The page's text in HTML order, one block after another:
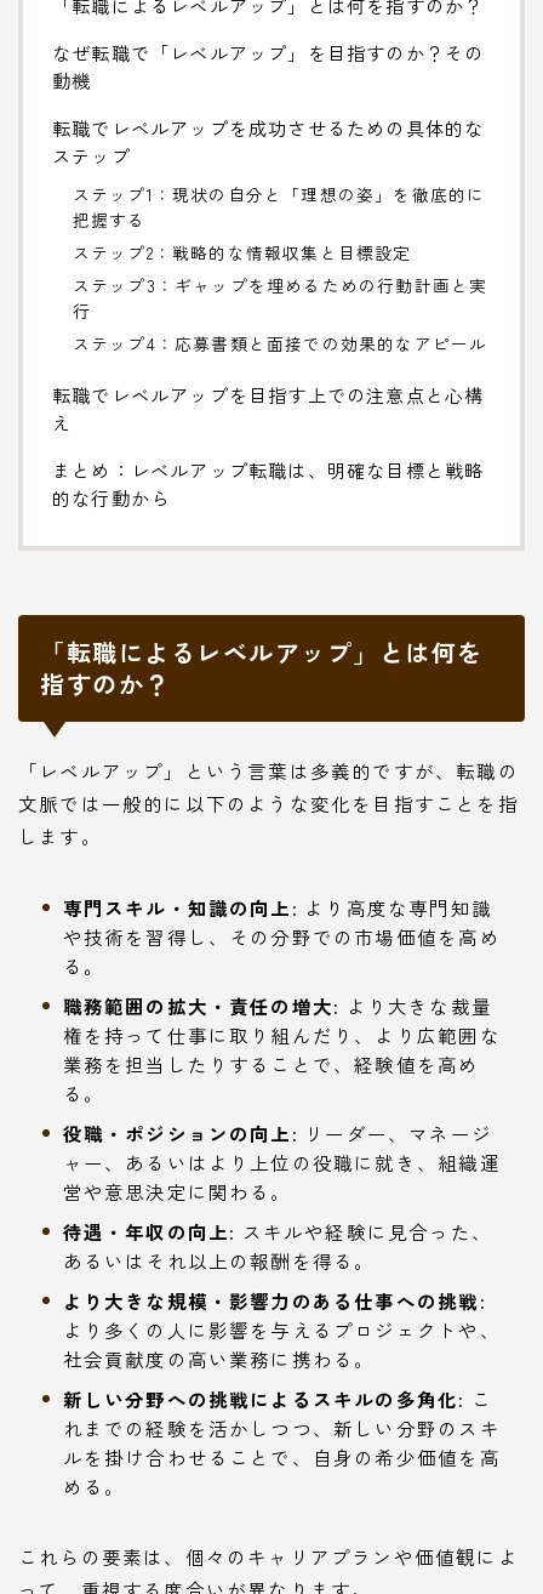
なぜ転職で「レベルアップ」を目指すのか？その
動機
転職でレベルアップを成功させるための具体的な
ステップ
ステップ1：現状の自分と「理想の姿」を徹底的に
把握する
ステップ2：戦略的な情報収集と目標設定
ステップ3：ギャップを埋めるための行動計画と実
行
ステップ4：応募書類と面接での効果的なアピール
転職でレベルアップを目指す上での注意点と心構
え
まとめ：レベルアップ転職は、明確な目標と戦略
的な行動から
「転職によるレベルアップ」とは何を
指すのか？
「レベルアップ」という言葉は多義的ですが、転職の
文脈では一般的に以下のような変化を目指すことを指
します。
専門スキル・知識の向上: より高度な専門知識
や技術を習得し、その分野での市場価値を高め
る。
職務範囲の拡大・責任の増大: より大きな裁量
権を持って仕事に取り組んだり、より広範囲な
業務を担当したりすることで、経験値を高め
る。
役職・ポジションの向上: リーダー、マネージ
ャー、あるいはより上位の役職に就き、組織運
営や意思決定に関わる。
待遇・年収の向上: スキルや経験に見合った、
あるいはそれ以上の報酬を得る。
より大きな規模・影響力のある仕事への挑戦:
より多くの人に影響を与えるプロジェクトや、
社会貢献度の高い業務に携わる。
新しい分野への挑戦によるスキルの多角化: こ
れまでの経験を活かしつつ、新しい分野のスキ
ルを掛け合わせることで、自身の希少価値を高
める。
これらの要素は、個々のキャリアプランや価値観によ